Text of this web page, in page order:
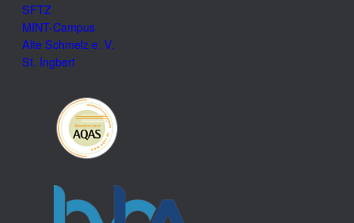
SFTZ
MINT-Campus
Alte Schmelz e. V.
St. Ingbert